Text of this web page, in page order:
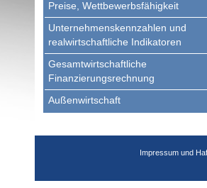
Preise, Wettbewerbsfähigkeit
Unternehmenskennzahlen und
realwirtschaftliche Indikatoren
Gesamtwirtschaftliche
Finanzierungsrechnung
Außenwirtschaft
Impressum und